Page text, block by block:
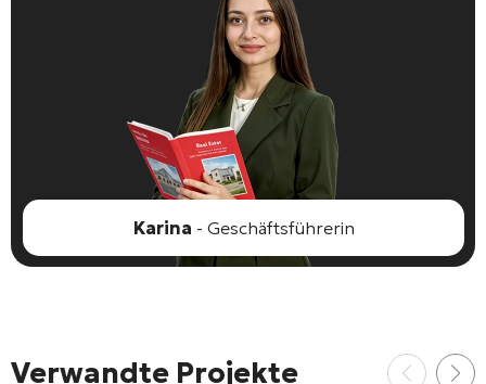
Karina - Geschäftsführerin
Verwandte Projekte